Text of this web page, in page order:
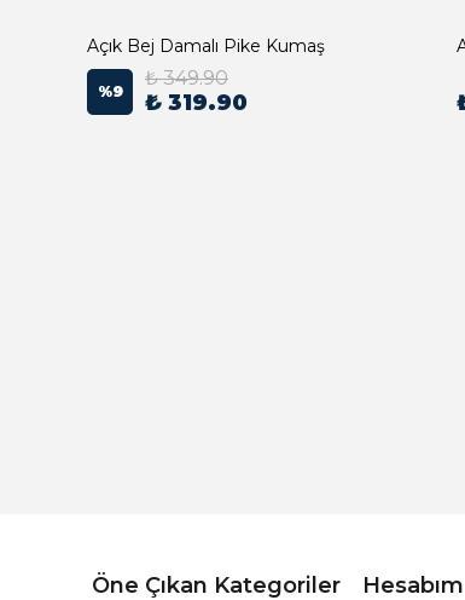
Açık Bej Damalı Pike Kumaş
%9
₺ 349.90
₺ 319.90
Öne Çıkan Kategoriler Hesabım